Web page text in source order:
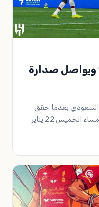
الهلال يكتسح الفيحاء 4-1 ويواصل صدارة
السعودي بعدما حقق
فوزًا كبيرًا على ضيفه الفيحاء بنتيجة 4-1، مساء الخميس 22 يناير